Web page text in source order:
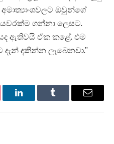
ඔවුන්ගේ
ගන්නා ලෙසට.
ඇතිවයි ඒක කළේ. එම
දැන් දකින්න ලැබෙනවා.”
LinkedInTumblr Email